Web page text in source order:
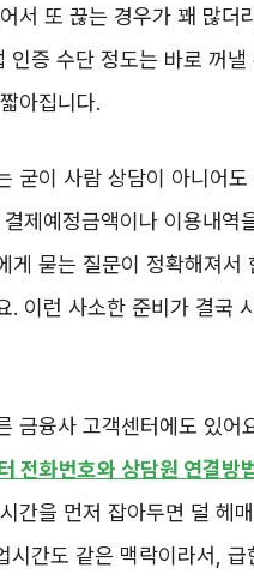
서 또 끊는 경우가 꽤 많더
인증 수단 정도는 바로 꺼낼
아집니다.
굳이 사람 상담이 아니어도
제예정금액이나 이용내역
게 묻는 질문이 정확해져서
. 이런 사소한 준비가 결국
금융사 고객센터에도 있어
전화번호와 상담원 연결방
간을 먼저 잡아두면 덜 헤
시간도 같은 맥락이라서, 급